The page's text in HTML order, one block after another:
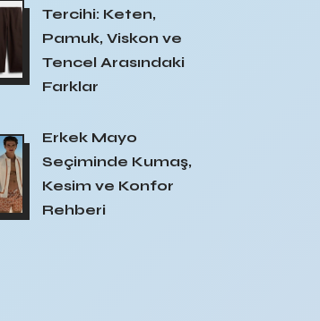
Tercihi: Keten,
Pamuk, Viskon ve
Tencel Arasındaki
Farklar
Erkek Mayo
Seçiminde Kumaş,
Kesim ve Konfor
Rehberi